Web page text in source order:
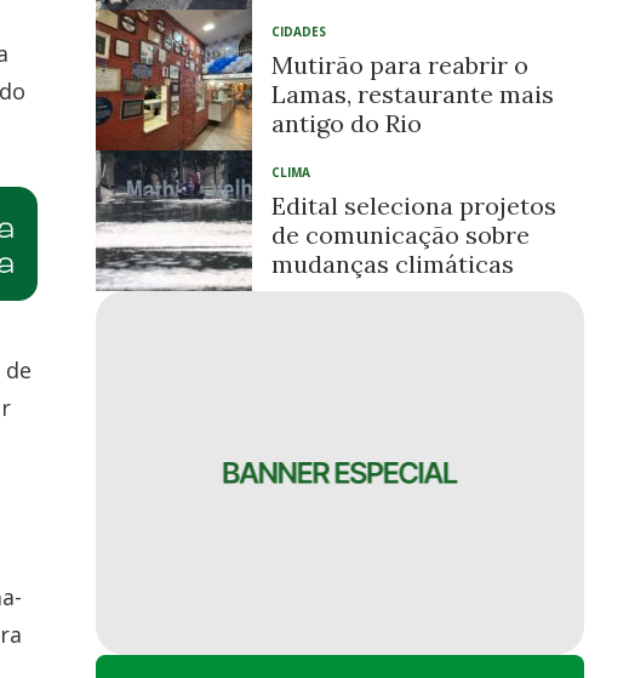
CIDADES
Mutirão para reabrir o
Lamas, restaurante mais
antigo do Rio
CLIMA
Edital seleciona projetos
de comunicação sobre
mudanças climáticas